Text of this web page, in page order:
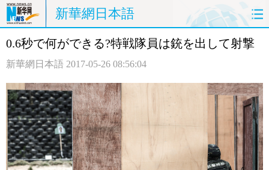
新華網日本語
ホームページ 政治 経済
観光 写真
中日対訳
0.6秒で何ができる?特戦隊員は銃を出して射撃
新華網日本語 2017-05-26 08:56:04